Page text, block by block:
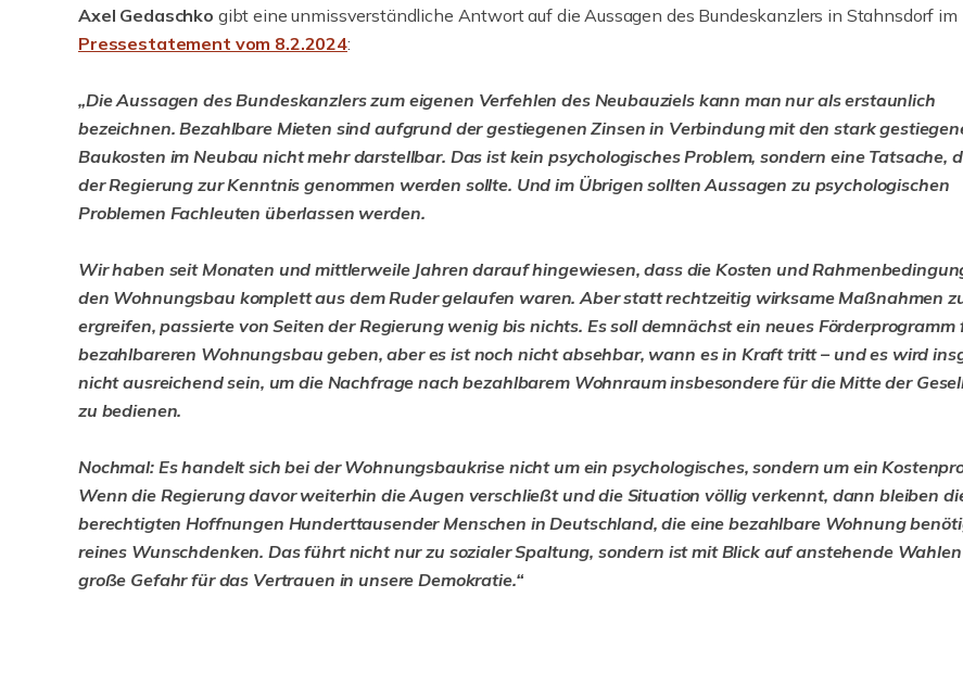
Axel Gedaschko gibt eine unmissverständliche Antwort auf die Aussagen des Bundeskanzlers in Stahnsdorf im
Pressestatement vom 8.2.2024:
„Die Aussagen des Bundeskanzlers zum eigenen Verfehlen des Neubauziels kann man nur als erstaunlich
bezeichnen. Bezahlbare Mieten sind aufgrund der gestiegenen Zinsen in Verbindung mit den stark
Baukosten im Neubau nicht mehr darstellbar. Das ist kein psychologisches Problem, sondern eine Tatsache,
der Regierung zur Kenntnis genommen werden sollte. Und im Übrigen sollten Aussagen zu psychologischen
Problemen Fachleuten überlassen werden.
Wir haben seit Monaten und mittlerweile Jahren darauf hingewiesen, dass die Kosten und
den Wohnungsbau komplett aus dem Ruder gelaufen waren. Aber statt rechtzeitig wirksame Maßnahmen
ergreifen, passierte von Seiten der Regierung wenig bis nichts. Es soll demnächst ein neues Förderprogramm
bezahlbareren Wohnungsbau geben, aber es ist noch nicht absehbar, wann es in Kraft tritt – und es wird
nicht ausreichend sein, um die Nachfrage nach bezahlbarem Wohnraum insbesondere für die Mitte der
zu bedienen.
Nochmal: Es handelt sich bei der Wohnungsbaukrise nicht um ein psychologisches, sondern um ein
Wenn die Regierung davor weiterhin die Augen verschließt und die Situation völlig verkennt, dann bleiben
berechtigten Hoffnungen Hunderttausender Menschen in Deutschland, die eine bezahlbare Wohnung
reines Wunschdenken. Das führt nicht nur zu sozialer Spaltung, sondern ist mit Blick auf anstehende
große Gefahr für das Vertrauen in unsere Demokratie.“
Erbbaurecht – So
Sie besitzen in Leipzig
Umgebung ein
möchten es jedoch
verkaufen...weiter